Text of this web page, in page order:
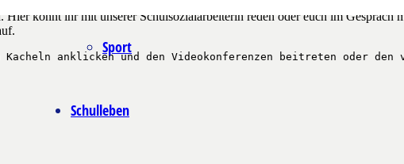
Sport
Schulleben
könnt ihr mit unserer Schulsozialarbeiterin reden oder euch im Gespräch
anklicken und den Videokonferenzen beitreten oder den